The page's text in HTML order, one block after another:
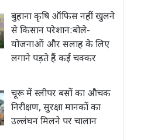
बुहाना कृषि ऑफिस नहीं खुलने
से किसान परेशान:बोले-
योजनाओं और सलाह के लिए
लगाने पड़ते हैं कई चक्कर
चूरू में स्लीपर बसों का औचक
निरीक्षण, सुरक्षा मानकों का
उल्लंघन मिलने पर चालान